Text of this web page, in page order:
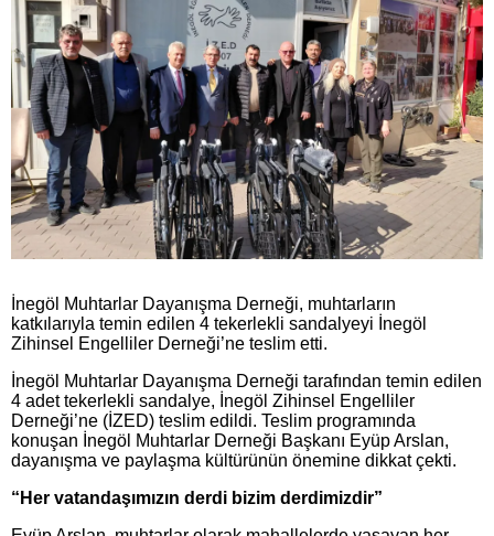
İnegöl Muhtarlar Dayanışma Derneği, muhtarların
katkılarıyla temin edilen 4 tekerlekli sandalyeyi İnegöl
Zihinsel Engelliler Derneği’ne teslim etti.
İnegöl Muhtarlar Dayanışma Derneği tarafından temin edilen
4 adet tekerlekli sandalye, İnegöl Zihinsel Engelliler
Derneği’ne (İZED) teslim edildi. Teslim programında
konuşan İnegöl Muhtarlar Derneği Başkanı Eyüp Arslan,
dayanışma ve paylaşma kültürünün önemine dikkat çekti.
“Her vatandaşımızın derdi bizim derdimizdir”